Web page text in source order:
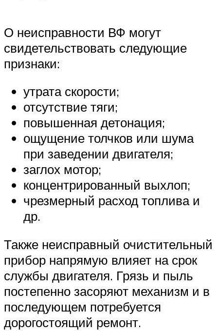
О неисправности ВФ могут
свидетельствовать следующие
признаки:
утрата скорости;
отсутствие тяги;
повышенная детонация;
ощущение толчков или шума
при заведении двигателя;
заглох мотор;
концентрированный выхлоп;
чрезмерный расход топлива и
др.
Также неисправный очистительный
прибор напрямую влияет на срок
службы двигателя. Грязь и пыль
постепенно засоряют механизм и в
последующем потребуется
дорогостоящий ремонт.